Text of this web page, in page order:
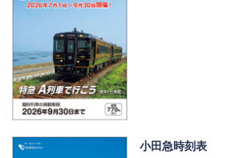
小田急時刻表